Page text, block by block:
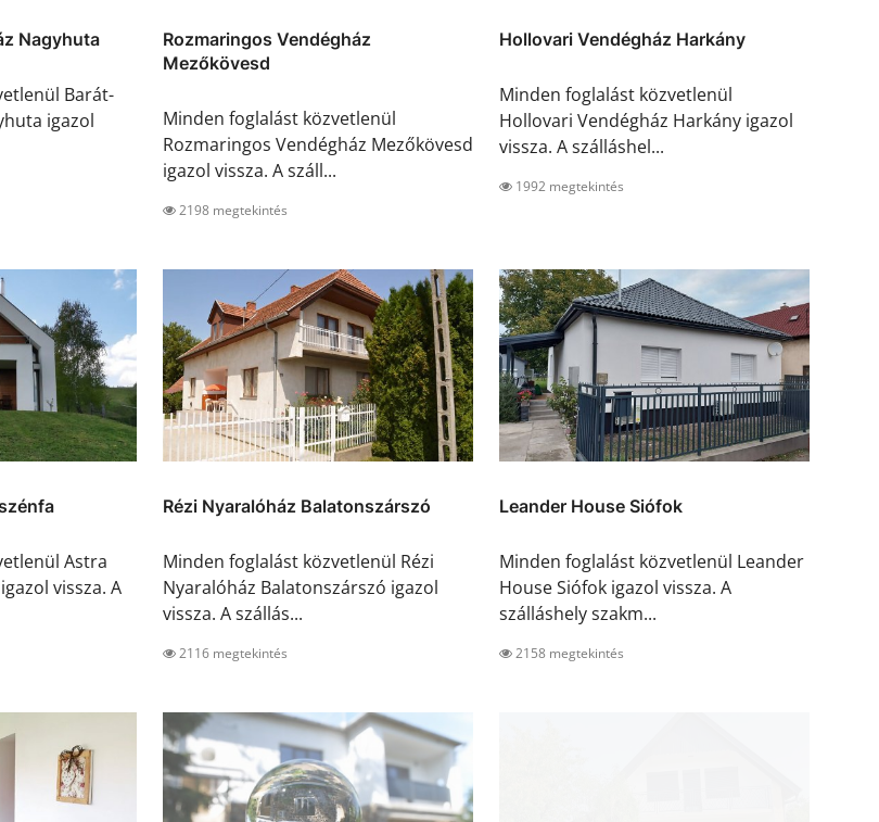
Nagyhuta
Barát-
igazol
Rozmaringos Vendégház
Mezőkövesd
Minden foglalást közvetlenül
Rozmaringos Vendégház Mezőkövesd
igazol vissza. A száll...
2198 megtekintés
Hollovari Vendégház Harkány
Minden foglalást közvetlenül
Hollovari Vendégház Harkány igazol
vissza. A szálláshel...
1992 megtekintés
Astra
vissza. A
Rézi Nyaralóház Balatonszárszó
Minden foglalást közvetlenül Rézi
Nyaralóház Balatonszárszó igazol
vissza. A szállás...
2116 megtekintés
Leander House Siófok
Minden foglalást közvetlenül Leander
House Siófok igazol vissza. A
szálláshely szakm...
2158 megtekintés